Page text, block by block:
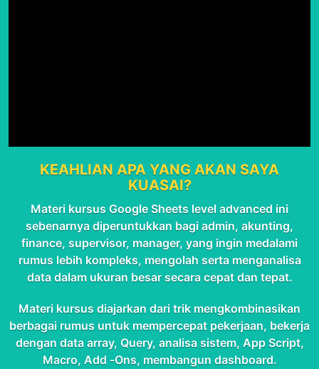
KEAHLIAN APA YANG AKAN SAYA
KUASAI?
Materi kursus Google Sheets level advanced ini
sebenarnya diperuntukkan bagi admin, akunting,
finance, supervisor, manager, yang ingin medalami
rumus lebih kompleks, mengolah serta menganalisa
data dalam ukuran besar secara cepat dan tepat.
Materi kursus diajarkan dari trik mengkombinasikan
berbagai rumus untuk mempercepat pekerjaan, bekerja
dengan data array, Query, analisa sistem, App Script,
Macro, Add -Ons, membangun dashboard.